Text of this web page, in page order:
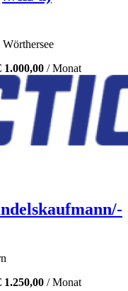
1.000,00 / Monat
1.250,00 / Monat